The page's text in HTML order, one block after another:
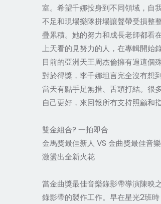
室。希望千娜投身到不同領域，自
不足和現場樂隊拼場讓聲帶受損整
疊累積。她的努力和成長老師都看
上天看的見努力的人，在專輯開始
目前的亞洲天王周杰倫擁有過這個
對於得獎，李千娜坦言完全沒有想
當天有點手足無措、舌頭打結。很
自己更好，來回報所有支持照顧和
雙金組合? 一拍即合
金馬獎最佳新人 VS 金曲獎最佳音
激盪出全新火花
當金曲獎最佳音樂錄影帶導演陳映
錄影帶的製作工作。早在星光2班